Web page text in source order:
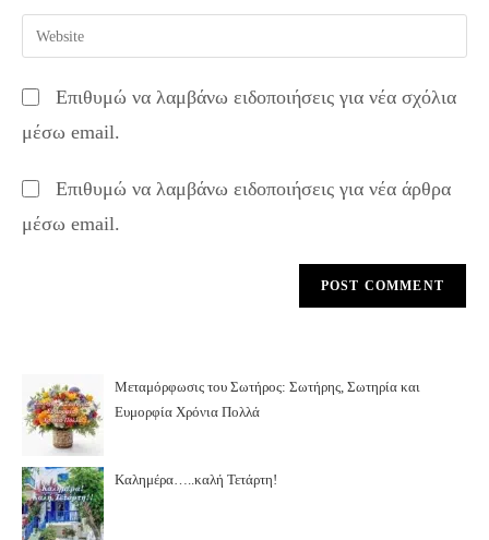
comment
email
address
comment
Enter
your
URL
(optional)
Επιθυμώ να λαμβάνω ειδοποιήσεις για νέα σχόλια
μέσω email.
Επιθυμώ να λαμβάνω ειδοποιήσεις για νέα άρθρα
μέσω email.
Μεταμόρφωσις του Σωτήρος: Σωτήρης, Σωτηρία και
Ευμορφία Χρόνια Πολλά
Καλημέρα…..καλή Τετάρτη!